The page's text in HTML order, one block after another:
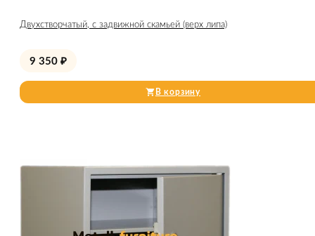
Двухстворчатый, с задвижной скамьей (верх липа)
9 350 ₽
В корзину